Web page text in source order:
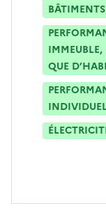
IMMEUBLE,
QUE